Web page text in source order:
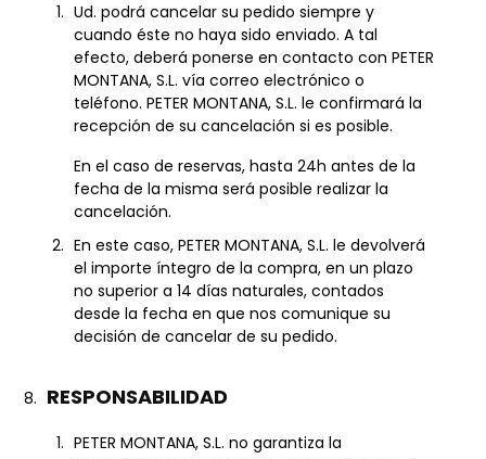
Ud. podrá cancelar su pedido siempre y
cuando éste no haya sido enviado. A tal
efecto, deberá ponerse en contacto con PETER
MONTANA, S.L. vía correo electrónico o
teléfono. PETER MONTANA, S.L. le confirmará la
recepción de su cancelación si es posible.
En el caso de reservas, hasta 24h antes de la
fecha de la misma será posible realizar la
cancelación.
En este caso, PETER MONTANA, S.L. le devolverá
el importe íntegro de la compra, en un plazo
no superior a 14 días naturales, contados
desde la fecha en que nos comunique su
decisión de cancelar de su pedido.
RESPONSABILIDAD
PETER MONTANA, S.L. no garantiza la